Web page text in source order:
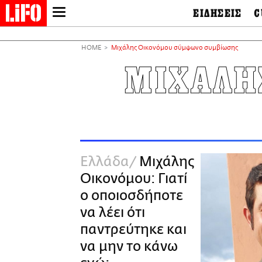
NEWSLETTER
ΜΙΚΡΟΠΡΑΓΜΑΤΑ
THE GOOD LIFO
LIFOLAND
PRINT
ΕΙΔΗΣΕΙΣ
Διεθνή
Οικονομία
Πολιτισμός
Tech &
European Lifo
HOME Μιχάλης Οικονόμου σύμφωνο συμβίωσης
Ελλάδα
Μιχάλης
Οικονόμου: Γιατί
ο οποιοσδήποτε
να λέει ότι
παντρεύτηκε και
να μην το κάνω